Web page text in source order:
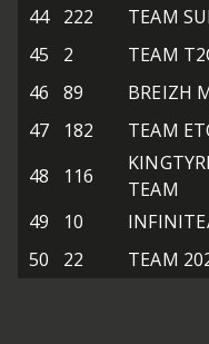
44 222 TEAM
45
2 TEAM
46
89 BREIZH
47
182 TEAM
48
116
TEAM
49
10
50
22 TEAM